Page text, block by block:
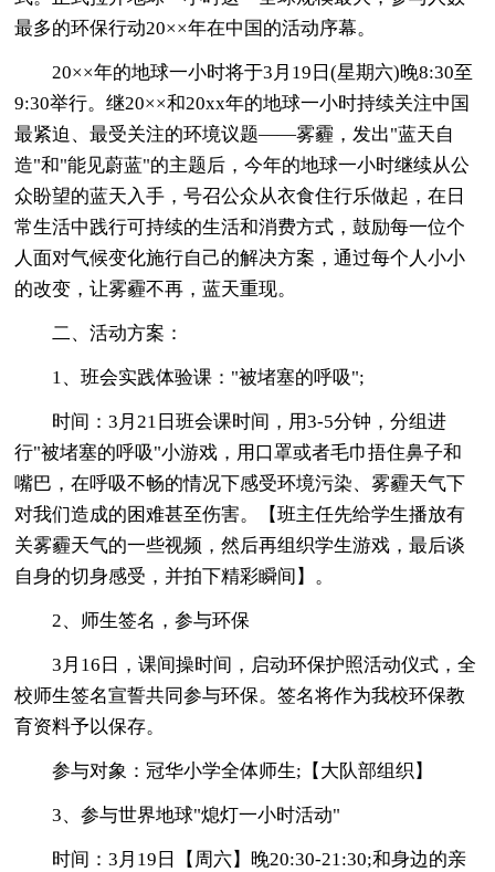
最多的环保行动20××年在中国的活动序幕。
20××年的地球一小时将于3月19日(星期六)晚8:30至
9:30举行。继20××和20xx年的地球一小时持续关注中国
最紧迫、最受关注的环境议题――雾霾，发出"蓝天自
造"和"能见蔚蓝"的主题后，今年的地球一小时继续从公
众盼望的蓝天入手，号召公众从衣食住行乐做起，在日
常生活中践行可持续的生活和消费方式，鼓励每一位个
人面对气候变化施行自己的解决方案，通过每个人小小
的改变，让雾霾不再，蓝天重现。
二、活动方案：
1、班会实践体验课："被堵塞的呼吸";
时间：3月21日班会课时间，用3-5分钟，分组进
行"被堵塞的呼吸"小游戏，用口罩或者毛巾捂住鼻子和
嘴巴，在呼吸不畅的情况下感受环境污染、雾霾天气下
对我们造成的困难甚至伤害。【班主任先给学生播放有
关雾霾天气的一些视频，然后再组织学生游戏，最后谈
自身的切身感受，并拍下精彩瞬间】。
2、师生签名，参与环保
3月16日，课间操时间，启动环保护照活动仪式，全
校师生签名宣誓共同参与环保。签名将作为我校环保教
育资料予以保存。
参与对象：冠华小学全体师生;【大队部组织】
3、参与世界地球"熄灯一小时活动"
时间：3月19日【周六】晚20:30-21:30;和身边的亲